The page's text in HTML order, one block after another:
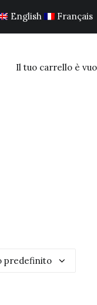
English Français
Il tuo carrello è